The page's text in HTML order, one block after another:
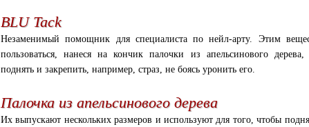
BLU Tack
Незаменимый помощник для специалиста по нейл-арту. Этим
пользоваться, нанеся на кончик палочки из апельсинового
поднять и закрепить, например, страз, не боясь уронить его.
Палочка из апельсинового дерева
Их выпускают нескольких размеров и используют для того, чтобы